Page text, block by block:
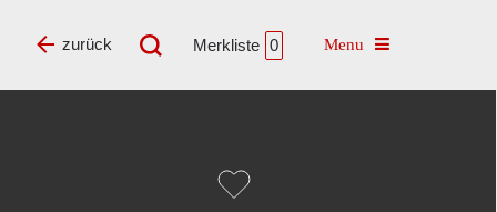
Merkliste 0 Toggle navigation
zurück